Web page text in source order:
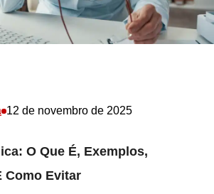
12 de novembro de 2025
O Que É, Exemplos,
Como Evitar